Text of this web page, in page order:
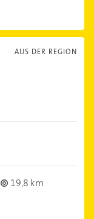
AUS DER REGION
19,8 km